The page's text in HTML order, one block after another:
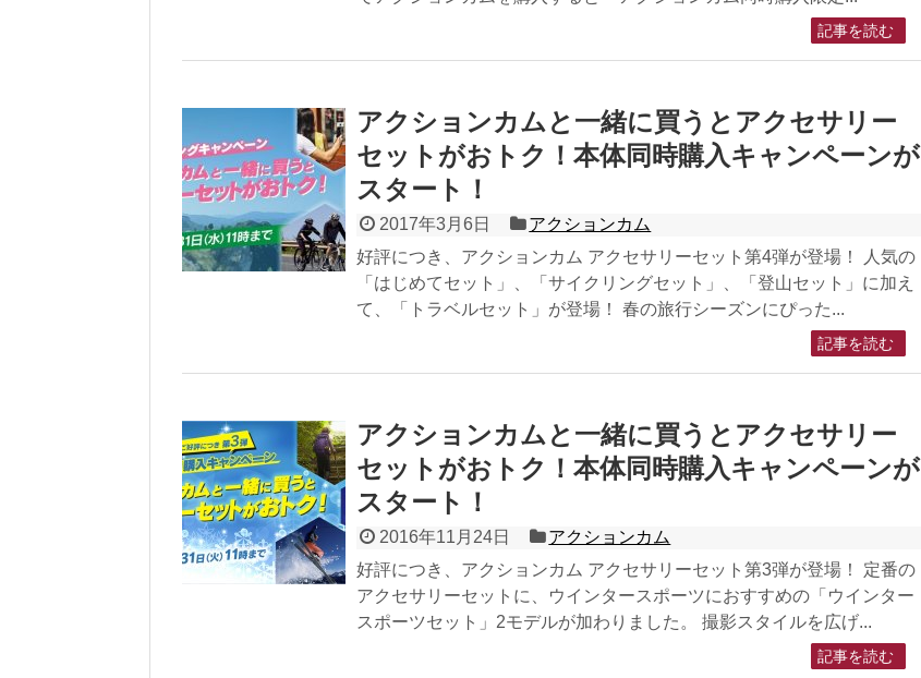
記事を読む
アクションカムと一緒に買うとアクセサリー
セットがおトク！本体同時購入キャンペーンが
スタート！
2017年3月6日
アクションカム
好評につき、アクションカム アクセサリーセット第4弾が登場！ 人気の
「はじめてセット」、「サイクリングセット」、「登山セット」に加え
て、「トラベルセット」が登場！ 春の旅行シーズンにぴった...
記事を読む
アクションカムと一緒に買うとアクセサリー
セットがおトク！本体同時購入キャンペーンが
スタート！
2016年11月24日
アクションカム
好評につき、アクションカム アクセサリーセット第3弾が登場！ 定番の
アクセサリーセットに、ウインタースポーツにおすすめの「ウインター
スポーツセット」2モデルが加わりました。 撮影スタイルを広げ...
記事を読む